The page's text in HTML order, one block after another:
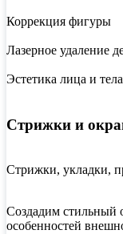
Коррекция фигуры
Лазерное удаление
Эстетика лица и тела
Стрижки и
Стрижки, укладки,
Создадим стильный
особенностей